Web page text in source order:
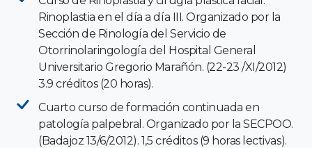
Rinoplastia en el día a día III. Organizado por la
Sección de Rinología del Servicio de
Otorrinolaringología del Hospital General
Universitario Gregorio Marañón. (22-23 /XI/2012)
3.9 créditos (20 horas).
Cuarto curso de formación continuada en
patología palpebral. Organizado por la SECPOO.
(Badajoz 13/6/2012). 1,5 créditos (9 horas lectivas).